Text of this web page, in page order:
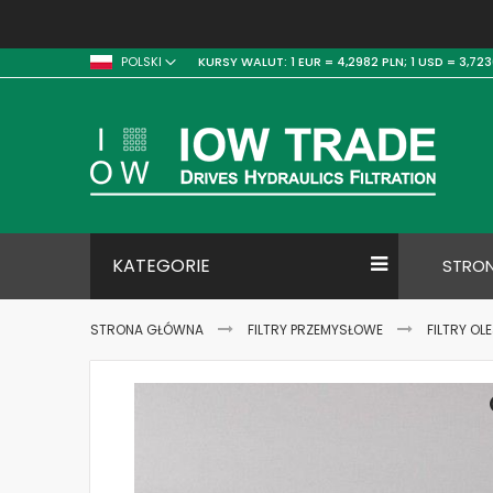
POLSKI KURSY WALUT: 1 EUR = 4,2982 PLN; 1 USD =
KATEGORIE
STRONA GŁÓWNA FILTRY PRZEMYSŁOWE FILTRY